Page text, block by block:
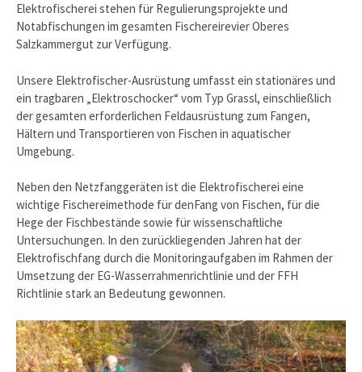
Elektrofischerei stehen für Regulierungsprojekte und
Notabfischungen im gesamten Fischereirevier Oberes
Salzkammergut zur Verfügung.
Unsere Elektrofischer-Ausrüstung umfasst ein stationäres und
ein tragbaren „Elektroschocker“ vom Typ Grassl, einschließlich
der gesamten erforderlichen Feldausrüstung zum Fangen,
Hältern und Transportieren von Fischen in aquatischer
Umgebung.
Neben den Netzfanggeräten ist die Elektrofischerei eine
wichtige Fischereimethode für denFang von Fischen, für die
Hege der Fischbestände sowie für wissenschaftliche
Untersuchungen. In den zurückliegenden Jahren hat der
Elektrofischfang durch die Monitoringaufgaben im Rahmen der
Umsetzung der EG-Wasserrahmenrichtlinie und der FFH
Richtlinie stark an Bedeutung gewonnen.